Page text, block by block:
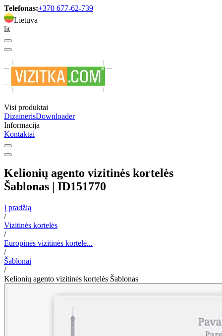
Telefonas:+370 677-62-739
Lietuva
lit
Visi produktai
DizainerisDownloader
Informacija
Kontaktai
Kelionių agento vizitinės kortelės
Šablonas | ID151770
Į pradžią
/
Vizitinės kortelės
/
Europinės vizitinės kortelė...
/
Šablonai
/
Kelionių agento vizitinės kortelės Šablonas